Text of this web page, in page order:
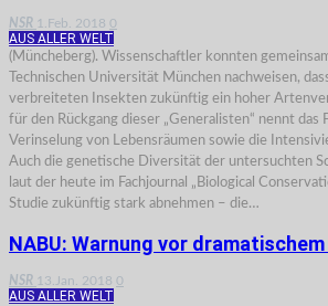
NSR 1.Feb. 2018 0
AUS ALLER WELT
(Müncheberg). Wissenschaftler konnten
Technischen Universität München nachweisen,
verbreiteten Insekten zukünftig ein hoher
für den Rückgang dieser „Generalisten“ nennt das
Verinselung von Lebensräumen sowie die
Auch die genetische Diversität der untersuchten
laut der heute im Fachjournal „Biological
Studie zukünftig stark abnehmen – die…
NABU: Warnung vor
NSR 13.Jan. 2018 0
AUS ALLER WELT